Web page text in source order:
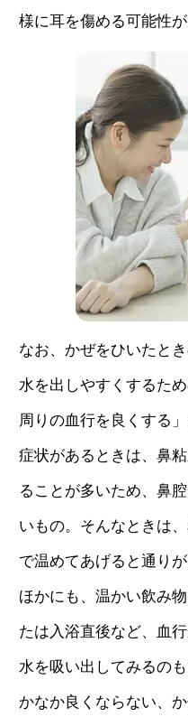
様に耳を傷める可能性が
なお、かぜをひいたと
水を出しやすくするた
周りの血行を良くする
症状があるときは、鼻
ることが多いため、鼻
いもの。そんなときは
で温めてあげると通り
ほかにも、温かい飲み
たは入浴直後など、血
水を吸い出してみるの
かなか良くならない、